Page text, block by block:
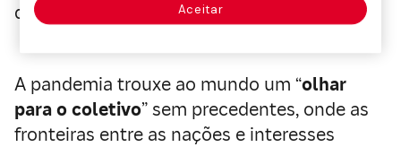
distanciamento social.
A pandemia trouxe ao mundo um “olhar
para o coletivo” sem precedentes, onde as
fronteiras entre as nações e interesses
Aceitar